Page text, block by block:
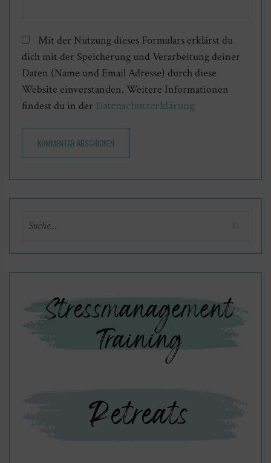
Mit der Nutzung dieses Formulars erklärst du
dich mit der Speicherung und Verarbeitung deiner
Daten (Name und Email Adresse) durch diese
Website einverstanden. Weitere Informationen
findest du in der Datenschutzerklärung
KOMMENTAR ABSCHICKEN